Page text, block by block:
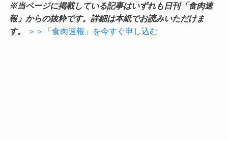
※当ページに掲載している記事はいずれも日刊「食肉速
報」からの抜粋です。詳細は本紙でお読みいただけま
す。
＞＞「食肉速報」を今すぐ申し込む